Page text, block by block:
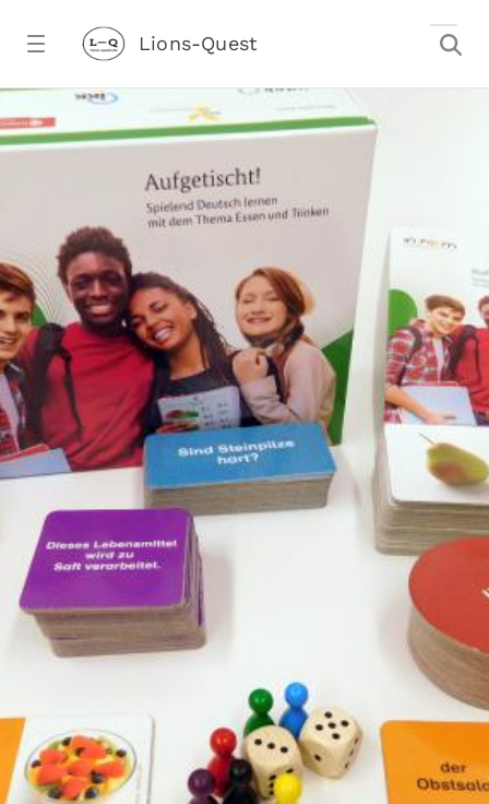
Lions-Quest
Spielebox aufgetischt - Lions-Quest